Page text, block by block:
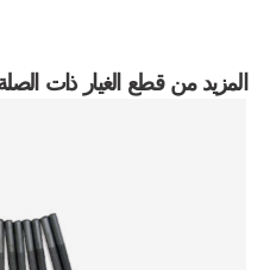
المزيد من قطع الغيار ذات الصلة